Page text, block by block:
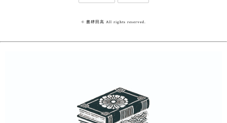
© 書肆田高 All rights reserved.